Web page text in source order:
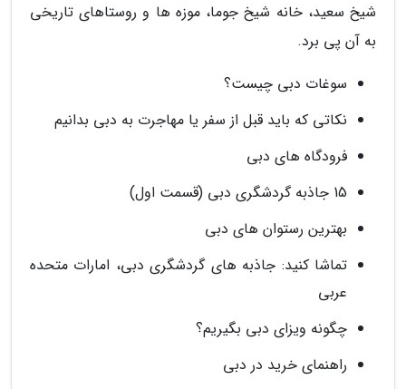
شیخ سعید، خانه شیخ جوما، موزه ها و روستاهای تاریخی
به آن پی برد.
سوغات دبی چیست؟
نکاتی که باید قبل از سفر یا مهاجرت به دبی بدانیم
فرودگاه های دبی
15 جاذبه گردشگری دبی (قسمت اول)
بهترین رستوان های دبی
تماشا کنید: جاذبه های گردشگری دبی، امارات متحده
عربی
چگونه ویزای دبی بگیریم؟
راهنمای خرید در دبی